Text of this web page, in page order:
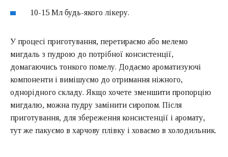
10-15 Мл будь-якого лікеру.
У процесі приготування, перетираємо або мелемо
мигдаль з пудрою до потрібної консистенції,
домагаючись тонкого помелу. Додаємо ароматизуючі
компоненти і вимішуємо до отримання ніжного,
однорідного складу. Якщо хочете зменшити пропорцію
мигдалю, можна пудру замінити сиропом. Після
приготування, для збереження консистенції і аромату,
тут же пакуємо в харчову плівку і ховаємо в холодильник.